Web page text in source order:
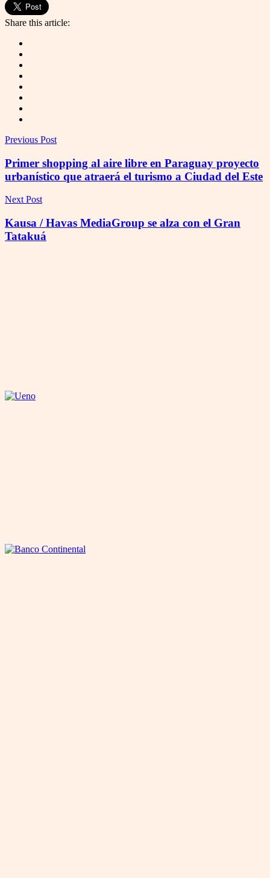
Share this article:
Previous Post
Primer shopping al aire libre en Paraguay proyecto
urbanístico que atraerá el turismo a Ciudad del Este
Next Post
Kausa / Havas MediaGroup se alza con el Gran
Tatakuá